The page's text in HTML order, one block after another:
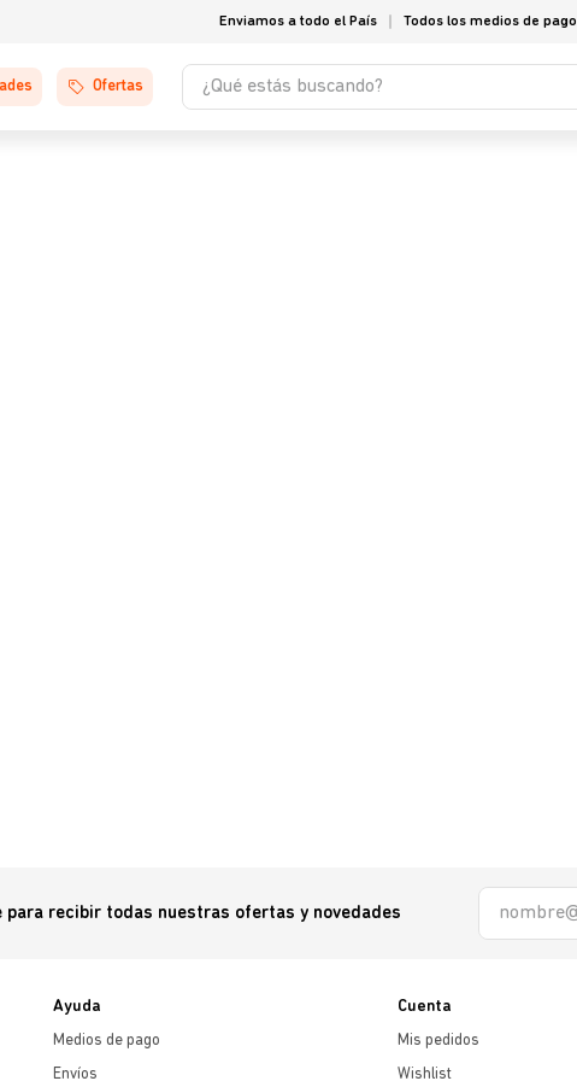
Enviamos a todo el País Todos los medios de pago
Ofertas
¿Qué estás buscando?
para recibir todas nuestras ofertas y novedades
Ayuda
Medios de pago
Envíos
Cuenta
Mis pedidos
Wishlist